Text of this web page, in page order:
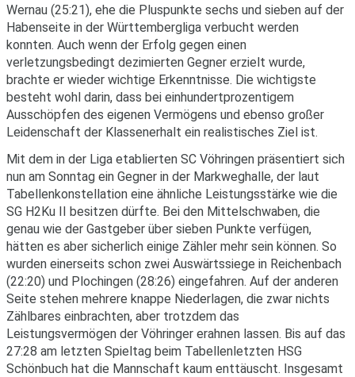
Wernau (25:21), ehe die Pluspunkte sechs und sieben auf der
Habenseite in der Württembergliga verbucht werden
konnten. Auch wenn der Erfolg gegen einen
verletzungsbedingt dezimierten Gegner erzielt wurde,
brachte er wieder wichtige Erkenntnisse. Die wichtigste
besteht wohl darin, dass bei einhundertprozentigem
Ausschöpfen des eigenen Vermögens und ebenso großer
Leidenschaft der Klassenerhalt ein realistisches Ziel ist.
Mit dem in der Liga etablierten SC Vöhringen präsentiert sich
nun am Sonntag ein Gegner in der Markweghalle, der laut
Tabellenkonstellation eine ähnliche Leistungsstärke wie die
SG H2Ku II besitzen dürfte. Bei den Mittelschwaben, die
genau wie der Gastgeber über sieben Punkte verfügen,
hätten es aber sicherlich einige Zähler mehr sein können. So
wurden einerseits schon zwei Auswärtssiege in Reichenbach
(22:20) und Plochingen (28:26) eingefahren. Auf der anderen
Seite stehen mehrere knappe Niederlagen, die zwar nichts
Zählbares einbrachten, aber trotzdem das
Leistungsvermögen der Vöhringer erahnen lassen. Bis auf das
27:28 am letzten Spieltag beim Tabellenletzten HSG
Schönbuch hat die Mannschaft kaum enttäuscht. Insgesamt